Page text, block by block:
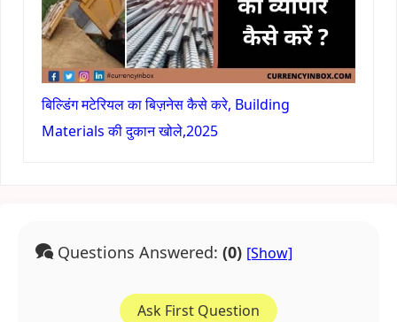
बिल्डिंग मटेरियल का बिज़नेस कैसे करे, Building
Materials की दुकान खोले,2025
Questions Answered: (0)
Ask First Question